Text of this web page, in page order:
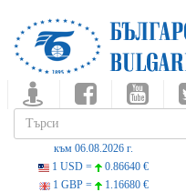
към 06.08.2026 г.
1 USD =
0.86640 €
1 GBP =
1.16680 €